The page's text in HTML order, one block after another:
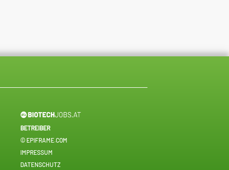
BETREIBER
© EPIFRAME.COM
IMPRESSUM
DATENSCHUTZ